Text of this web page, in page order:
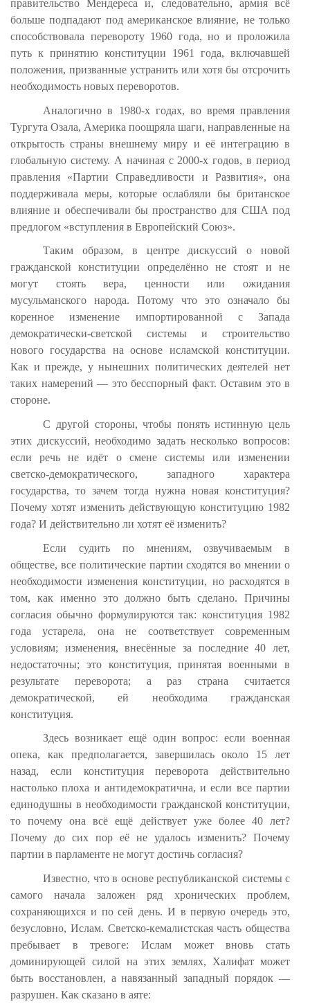
правительство Мендереса и, следовательно, армия всё
больше подпадают под американское влияние, не только
способствовала перевороту 1960 года, но и проложила
путь к принятию конституции 1961 года, включавшей
положения, призванные устранить или хотя бы отсрочить
необходимость новых переворотов.
Аналогично в 1980-х годах, во время правления
Тургутa Озала, Америка поощряла шаги, направленные на
открытость страны внешнему миру и её интеграцию в
глобальную систему. А начиная с 2000-х годов, в период
правления «Партии Справедливости и Развития», она
поддерживала меры, которые ослабляли бы британское
влияние и обеспечивали бы пространство для США под
предлогом «вступления в Европейский Союз».
Таким образом, в центре дискуссий о новой
гражданской конституции определённо не стоят и не
могут стоять вера, ценности или ожидания
мусульманского народа. Потому что это означало бы
коренное изменение импортированной с Запада
демократически-светской системы и строительство
нового государства на основе исламской конституции.
Как и прежде, у нынешних политических деятелей нет
таких намерений — это бесспорный факт. Оставим это в
стороне.
С другой стороны, чтобы понять истинную цель
этих дискуссий, необходимо задать несколько вопросов:
если речь не идёт о смене системы или изменении
светско-демократического, западного характера
государства, то зачем тогда нужна новая конституция?
Почему хотят изменить действующую конституцию 1982
года? И действительно ли хотят её изменить?
Если судить по мнениям, озвучиваемым в
обществе, все политические партии сходятся во мнении о
необходимости изменения конституции, но расходятся в
том, как именно это должно быть сделано. Причины
согласия обычно формулируются так: конституция 1982
года устарела, она не соответствует современным
условиям; изменения, внесённые за последние 40 лет,
недостаточны; это конституция, принятая военными в
результате переворота; а раз страна считается
демократической, ей необходима гражданская
конституция.
Здесь возникает ещё один вопрос: если военная
опека, как предполагается, завершилась около 15 лет
назад, если конституция переворота действительно
настолько плоха и антидемократична, и если все партии
единодушны в необходимости гражданской конституции,
то почему она всё ещё действует уже более 40 лет?
Почему до сих пор её не удалось изменить? Почему
партии в парламенте не могут достичь согласия?
Известно, что в основе республиканской системы с
самого начала заложен ряд хронических проблем,
сохраняющихся и по сей день. И в первую очередь это,
безусловно, Ислам. Светско-кемалистская часть общества
пребывает в тревоге: Ислам может вновь стать
доминирующей силой на этих землях, Халифат может
быть восстановлен, а навязанный западный порядок —
разрушен. Как сказано в аяте: